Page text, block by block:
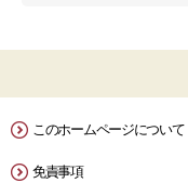
このホームページについて
免責事項